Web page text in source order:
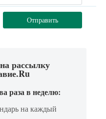
Отправить
рассылку
раза в неделю:
на каждый